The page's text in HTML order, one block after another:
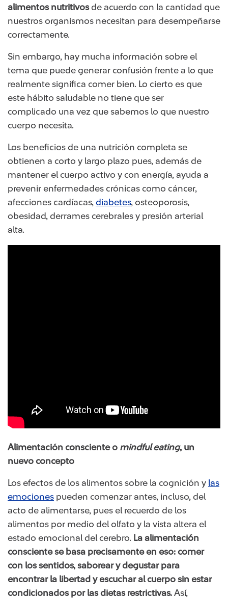
alimentos nutritivosde acuerdo con la cantidad que
nuestros organismos necesitan para desempeñarse
correctamente.
Sin embargo, hay mucha información sobre el
tema que puede generar confusión frente a lo que
realmente significa comer bien. Lo cierto es que
este hábito saludable no tiene que ser
complicado una vez que sabemos lo que nuestro
cuerpo necesita.
Los beneficios de una nutrición completa se
obtienen a corto y largo plazo pues, además de
mantener el cuerpo activo y con energía, ayuda a
prevenir enfermedades crónicas como cáncer,
afecciones cardíacas, diabetes​, osteoporosis,
obesidad, derrames cerebrales y presión arterial
alta.
Alimentación consciente o mindful eating, un
nuevo concepto
Los efectos de los alimentos sobre la cognición y las
emociones​ pueden comenzar antes, incluso, del
acto de alimentarse, pues el recuerdo de los
alimentos por medio del olfato y la vista altera el
estado emocional del cerebro. La alimentación
consciente se basa precisamente en eso: comer
con los sentidos, saborear y degustar para
encontrar la libertad y escuchar al cuerpo sin estar
condicionados por las dietas restrictivas. Así,